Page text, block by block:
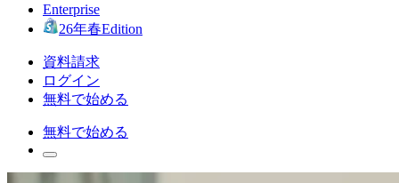
Enterprise
26年春Edition
資料請求
ログイン
無料で始める
無料で始める